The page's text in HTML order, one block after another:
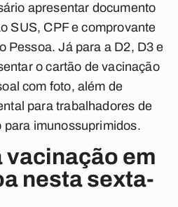
apresentar documento
SUS, CPF e comprovante
Pessoa. Já para a D2, D3 e
o cartão de vacinação
com foto, além de
para trabalhadores de
para imunossuprimidos.
vacinação em
nesta sexta-